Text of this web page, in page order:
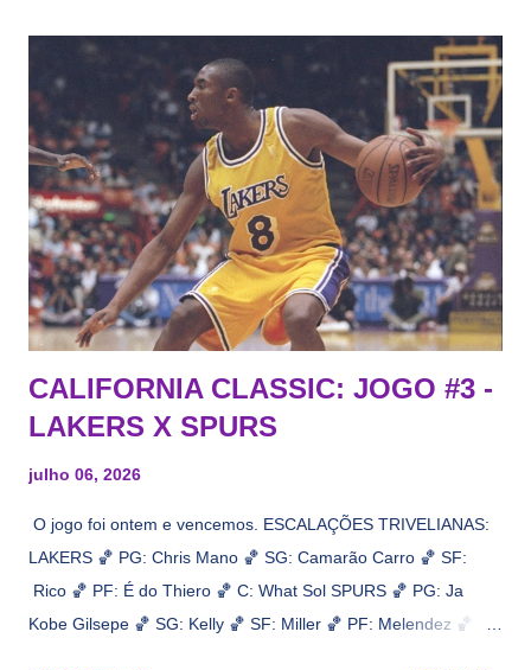
CALIFORNIA CLASSIC: JOGO #3 -
LAKERS X SPURS
julho 06, 2026
O jogo foi ontem e vencemos. ESCALAÇÕES TRIVELIANAS:
LAKERS 🏀 PG: Chris Mano 🏀 SG: Camarão Carro 🏀 SF:
Rico 🏀 PF: É do Thiero 🏀 C: What Sol SPURS 🏀 PG: Ja
Kobe Gilsepe 🏀 SG: Kelly 🏀 SF: Miller 🏀 PF: Melendez 🏀 C: